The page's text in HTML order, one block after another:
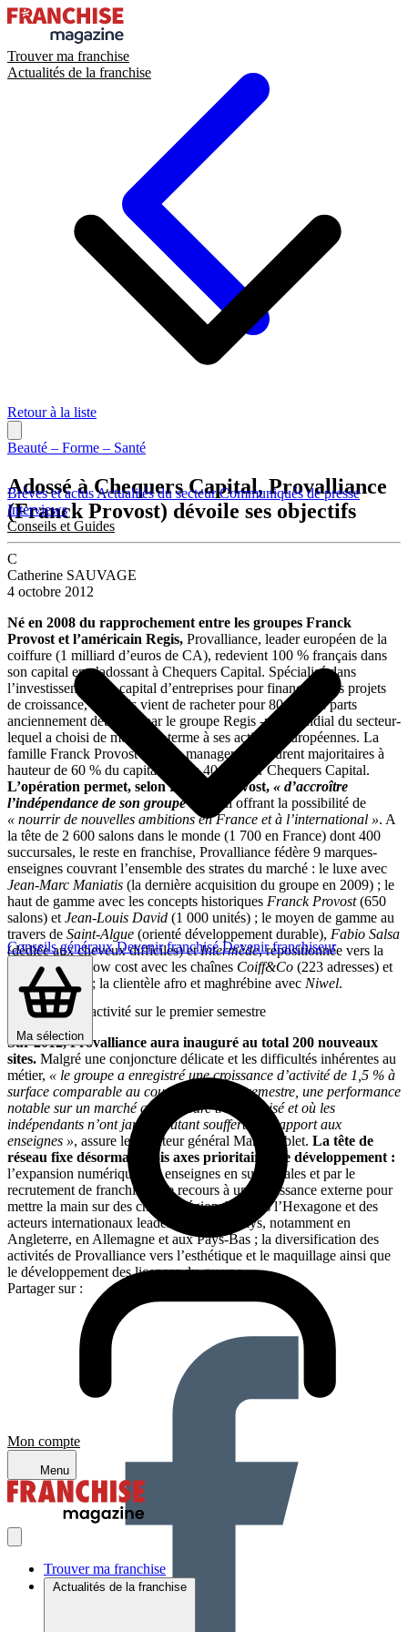
Trouver ma franchise
Actualités de la franchise
Brèves et actusActualités du secteurCommuniqués de presse
Interviews
Conseils et Guides
Conseils générauxDevenir franchiséDevenir franchiseur
Ma sélection
Mon compte
Menu
Trouver ma franchise
Actualités de la franchise
Retour à la liste
Beauté – Forme – Santé
Adossé à Chequers Capital, Provalliance
(Franck Provost) dévoile ses objectifs
C
Catherine SAUVAGE
4 octobre 2012
Né en 2008 du rapprochement entre les groupes Franck
Provost et l’américain Regis, Provalliance, leader européen de la
coiffure (1 milliard d’euros de CA), redevient 100 % français dans
son capital en s’adossant à Chequers Capital. Spécialisé dans
l’investissement au capital d’entreprises pour financer leurs projets
de croissance, le fonds vient de racheter pour 80 M€ les parts
anciennement détenues par le groupe Regis -n°1 mondial du secteur-
lequel a choisi de mettre un terme à ses activités européennes. La
famille Franck Provost et leurs managers demeurent majoritaires à
hauteur de 60 % du capital contre 40 % pour Chequers Capital.
L’opération permet, selon Franck Provost, « d’accroître
l’indépendance de son groupe »
en lui offrant la possibilité de
« nourrir de nouvelles ambitions en France et à l’international ». A
la tête de 2 600 salons dans le monde (1 700 en France) dont 400
succursales, le reste en franchise, Provalliance fédère 9 marques-
enseignes couvrant l’ensemble des strates du marché : le luxe avec
Jean-Marc Maniatis (la dernière acquisition du groupe en 2009) ; le
haut de gamme avec les concepts historiques Franck Provost(650
salons) et Jean-Louis David (1 000 unités) ; le moyen de gamme au
travers de Saint-Algue (orienté développement durable), Fabio Salsa
(dédiée aux cheveux difficiles) etIntermède, repositionnée vers la
coloration ; le low cost avec les chaînes Coiff&Co (223 adresses) et
Interview(44) ; la clientèle afro et maghrébine avec Niwel.
Progression d’activité sur le premier semestre
Sur 2012, Provalliance aura inauguré au total 200 nouveaux
sites. Malgré une conjoncture délicate et les difficultés inhérentes au
métier, « le groupe a enregistré une croissance d’activité de 1,5 % à
surface comparable au cours du premier semestre, une performance
notable sur un marché qui demeure très atomisé et où les
indépendants n’ont jamais autant souffert par rapport aux
enseignes », assure le directeur général Marc Aublet. La tête de
réseau fixe désormais trois axes prioritaires de développement :
l’expansion numérique des enseignes en succursales et par le
recrutement de franchisés ; le recours à une croissance externe pour
mettre la main sur des chaînes régionales dans l’Hexagone et des
acteurs internationaux leaders dans leur pays, notamment en
Angleterre, en Allemagne et aux Pays-Bas ; la diversification des
activités de Provalliance vers l’esthétique et le maquillage ainsi que
le développement des licences du groupe.
Partager sur :